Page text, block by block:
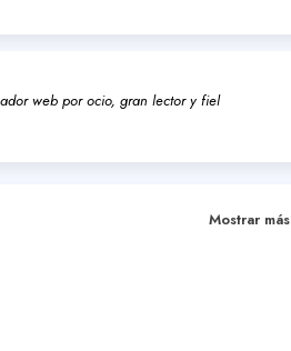
web por ocio, gran lector y fiel
Mostrar más